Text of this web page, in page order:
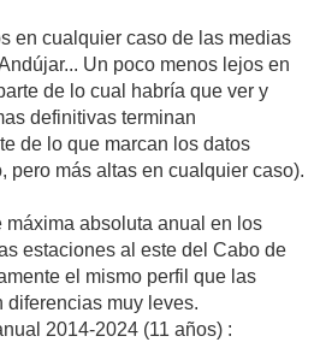
en cualquier caso de las medias
Un poco menos lejos en
de lo cual habría que ver y
definitivas terminan
de lo que marcan los datos
pero más altas en cualquier caso).
absoluta anual en los
estaciones al este del Cabo de
el mismo perfil que las
diferencias muy leves.
2014-2024 (11 años) :